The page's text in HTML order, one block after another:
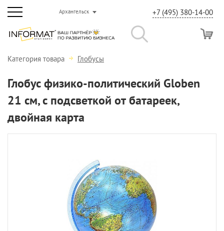
Архангельск +7 (495) 380-14-00
Категория товара Глобусы
Глобус физико-политический Globen
21 см, с подсветкой от батареек,
двойная карта